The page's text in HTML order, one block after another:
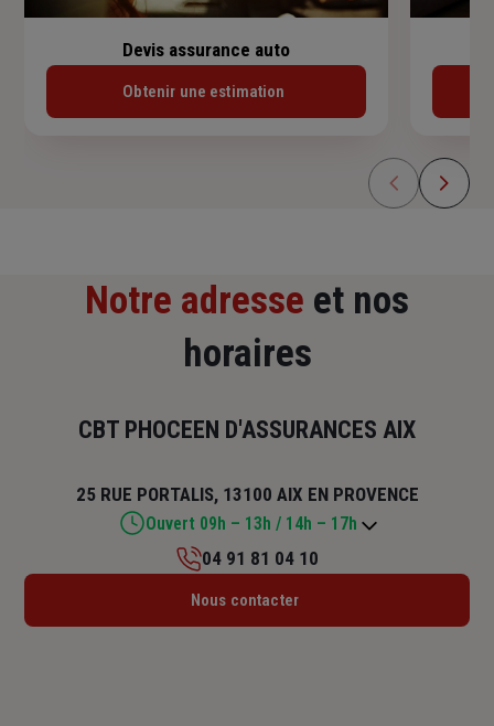
Devis assurance auto
Obtenir une estimation
Notre adresse et nos
horaires
CBT PHOCEEN D'ASSURANCES AIX
25 RUE PORTALIS, 13100 AIX EN PROVENCE
Ouvert 09h – 13h / 14h – 17h
Lundi : 09h – 13h / 14h – 17h
04 91 81 04 10
Nous contacter